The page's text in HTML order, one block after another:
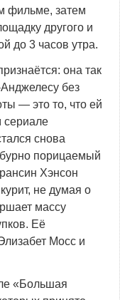
фильме, затем
другого и
до 3 часов утра.
она так
без
— это то, что ей
сериале
снова
порицаемый
Хэнсон
не думая о
массу
Её
Мосс и
«Большая